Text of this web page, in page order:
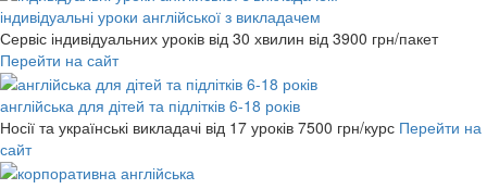
індивідуальні уроки англійської з викладачем
Сервіс індивідуальних уроків від 30 хвилин від 3900 грн/пакет
Перейти на сайт
англійська для дітей та підлітків 6-18 років
Носії та українські викладачі від 17 уроків 7500 грн/курс Перейти на
сайт